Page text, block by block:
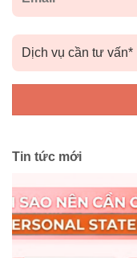
Tin tức mới